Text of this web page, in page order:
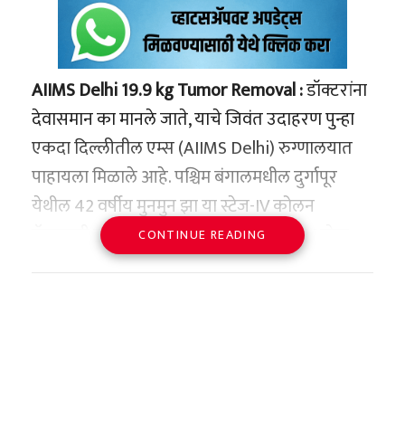
AIIMS Delhi 19.9 kg Tumor Removal :डॉक्टरांना
देवासमान का मानले जाते, याचे जिवंत उदाहरण पुन्हा
एकदा दिल्लीतील एम्स (AIIMS Delhi) रुग्णालयात
पाहायला मिळाले आहे. पश्चिम बंगालमधील दुर्गापूर
येथील 42 वर्षीय मुनमुन झा या स्टेज-IV कोलन
कॅन्सरशी झुंज देत होत्या. कॅन्सरने शरीरातील अनेक
अवयवांमध्ये पाय पसरले होते आणि त्यांच्या पोटात प्रचंड
CONTINUE READING